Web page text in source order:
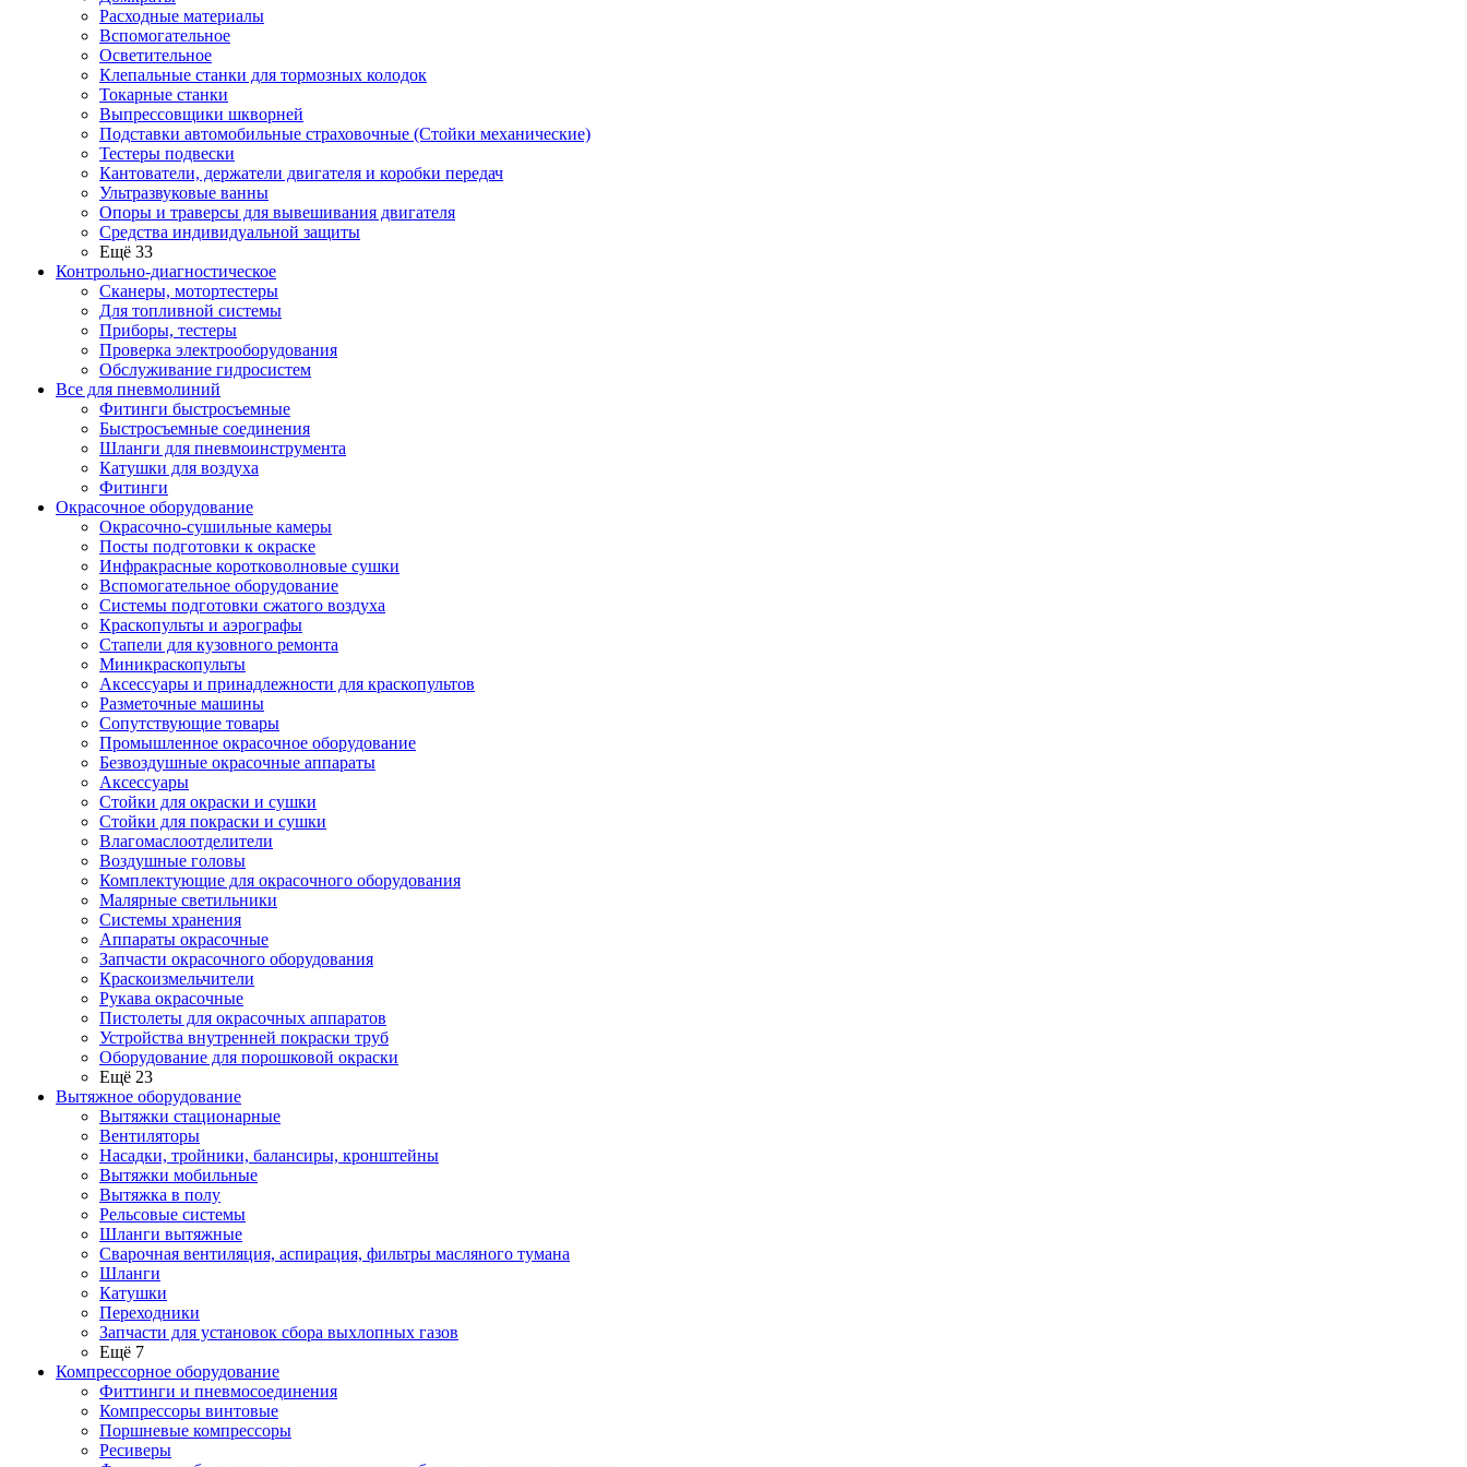
Расходные материалы
Вспомогательное
Осветительное
Клепальные станки для тормозных колодок
Токарные станки
Выпрессовщики шкворней
Подставки автомобильные страховочные (Стойки механические)
Тестеры подвески
Кантователи, держатели двигателя и коробки передач
Ультразвуковые ванны
Опоры и траверсы для вывешивания двигателя
Средства индивидуальной защиты
Ещё 33
Контрольно-диагностическое
Сканеры, мотортестеры
Для топливной системы
Приборы, тестеры
Проверка электрооборудования
Обслуживание гидросистем
Все для пневмолиний
Фитинги быстросъемные
Быстросъемные соединения
Шланги для пневмоинструмента
Катушки для воздуха
Фитинги
Окрасочное оборудование
Окрасочно-сушильные камеры
Посты подготовки к окраске
Инфракрасные коротковолновые сушки
Вспомогательное оборудование
Системы подготовки сжатого воздуха
Краскопульты и аэрографы
Стапели для кузовного ремонта
Миникраскопульты
Аксессуары и принадлежности для краскопультов
Разметочные машины
Сопутствующие товары
Промышленное окрасочное оборудование
Безвоздушные окрасочные аппараты
Аксессуары
Стойки для окраски и сушки
Стойки для покраски и сушки
Влагомаслоотделители
Воздушные головы
Комплектующие для окрасочного оборудования
Малярные светильники
Системы хранения
Аппараты окрасочные
Запчасти окрасочного оборудования
Краскоизмельчители
Рукава окрасочные
Пистолеты для окрасочных аппаратов
Устройства внутренней покраски труб
Оборудование для порошковой окраски
Ещё 23
Вытяжное оборудование
Вытяжки стационарные
Вентиляторы
Насадки, тройники, балансиры, кронштейны
Вытяжки мобильные
Вытяжка в полу
Рельсовые системы
Шланги вытяжные
Сварочная вентиляция, аспирация, фильтры масляного тумана
Шланги
Катушки
Переходники
Запчасти для установок сбора выхлопных газов
Ещё 7
Компрессорное оборудование
Фиттинги и пневмосоединения
Компрессоры винтовые
Поршневые компрессоры
Ресиверы